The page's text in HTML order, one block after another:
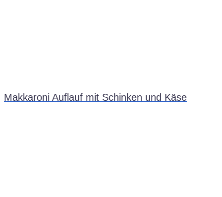
Makkaroni Auflauf mit Schinken und Käse